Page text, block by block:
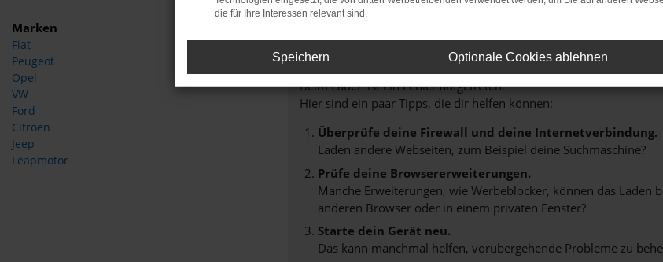
Marken
Fiat
Peugeot
Opel
VW
Ford
Citroen
Jeep
Leapmotor
Fehler: Network Error
Beim Laden ist ein Fehler aufgetreten.
Hier sind ein paar Tipps, die dir helfen können:
Überprüfe deine Firewall und deine Internetverbindung.
Laden andere Webseiten, zum Beispiel deine Suchmaschine?
Prüfe deine Browsererweiterungen.
Manche Erweiterungen, wie Werbeblocker, können das
anderen Browser oder in einem privaten Fenster?
Starte dein Gerät neu.
Das kann manchmal helfen, vorübergehende Probleme zu
die für Ihre Interessen relevant sind.
Speichern Optionale Cookies ablehnen